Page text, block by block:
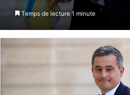
Temps de lecture 1 minute